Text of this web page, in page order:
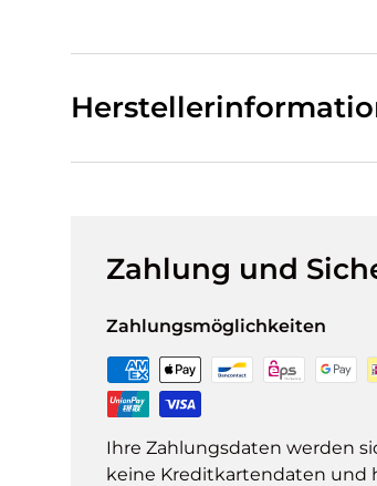
Zahlung und
Zahlungsmöglichkeiten
Ihre Zahlungsdaten werden
keine Kreditkartendaten und